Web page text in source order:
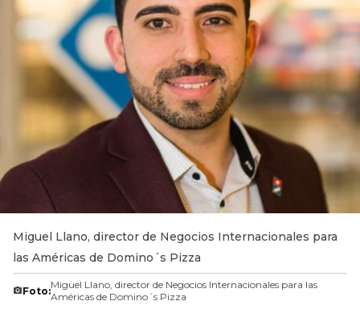
Miguel Llano, director de Negocios Internacionales para
las Américas de Domino´s Pizza
Foto:Miguel Llano, director de Negocios Internacionales para las
Américas de Domino´s Pizza